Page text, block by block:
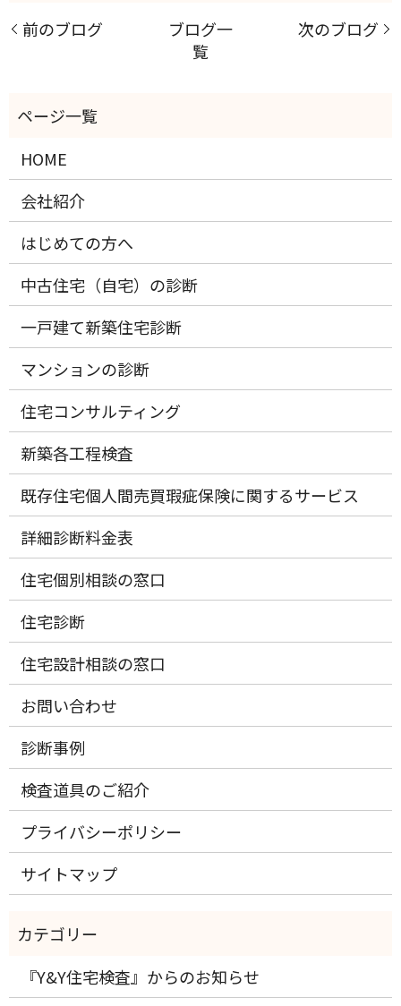
前のブログ
ブログ一
覧
次のブログ
HOME
会社紹介
はじめての方へ
中古住宅（自宅）の診断
一戸建て新築住宅診断
マンションの診断
住宅コンサルティング
新築各工程検査
既存住宅個人間売買瑕疵保険に関するサービス
詳細診断料金表
住宅個別相談の窓口
住宅診断
住宅設計相談の窓口
お問い合わせ
診断事例
検査道具のご紹介
プライバシーポリシー
サイトマップ
『Y&Y住宅検査』からのお知らせ